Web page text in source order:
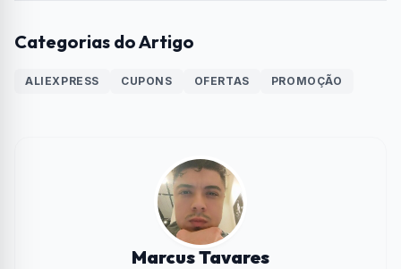
Categorias do Artigo
ALIEXPRESS CUPONS OFERTAS PROMOÇÃO
Marcus Tavares